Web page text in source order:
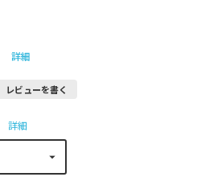
詳細
レビューを書く
詳細